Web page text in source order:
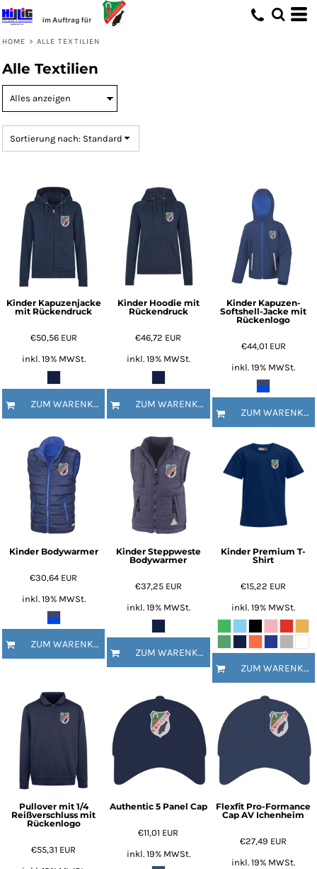
HOME > ALLE TEXTILIEN
Alle Textilien
Sortierung nach: Standard
Kinder Kapuzenjacke
mit Rückendruck
€50,56 EUR
inkl. 19% MWSt.
ZUM WARENKORB HINZUFÜGEN
Kinder Hoodie mit
Rückendruck
€46,72 EUR
inkl. 19% MWSt.
ZUM WARENKORB HINZUFÜGEN
Kinder Kapuzen-
Softshell-Jacke mit
Rückenlogo
€44,01 EUR
inkl. 19% MWSt.
ZUM WARENKORB HINZUFÜGEN
Kinder Bodywarmer
€30,64 EUR
inkl. 19% MWSt.
ZUM WARENKORB HINZUFÜGEN
Kinder Steppweste
Bodywarmer
€37,25 EUR
inkl. 19% MWSt.
ZUM WARENKORB HINZUFÜGEN
Kinder Premium T-
Shirt
€15,22 EUR
inkl. 19% MWSt.
ZUM WARENKORB HINZUFÜGEN
Pullover mit 1/4
Reißverschluss mit
Rückenlogo
€55,31 EUR
Authentic 5 Panel Cap
€11,01 EUR
inkl. 19% MWSt.
Flexfit Pro-Formance
Cap AV Ichenheim
€27,49 EUR
inkl. 19% MWSt.
Standard